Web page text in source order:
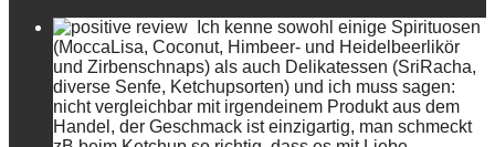
Ich kenne sowohl einige Spirituosen
(MoccaLisa, Coconut, Himbeer- und Heidelbeerlikör
und Zirbenschnaps) als auch Delikatessen (SriRacha,
diverse Senfe, Ketchupsorten) und ich muss sagen:
nicht vergleichbar mit irgendeinem Produkt aus dem
Handel, der Geschmack ist einzigartig, man schmeckt